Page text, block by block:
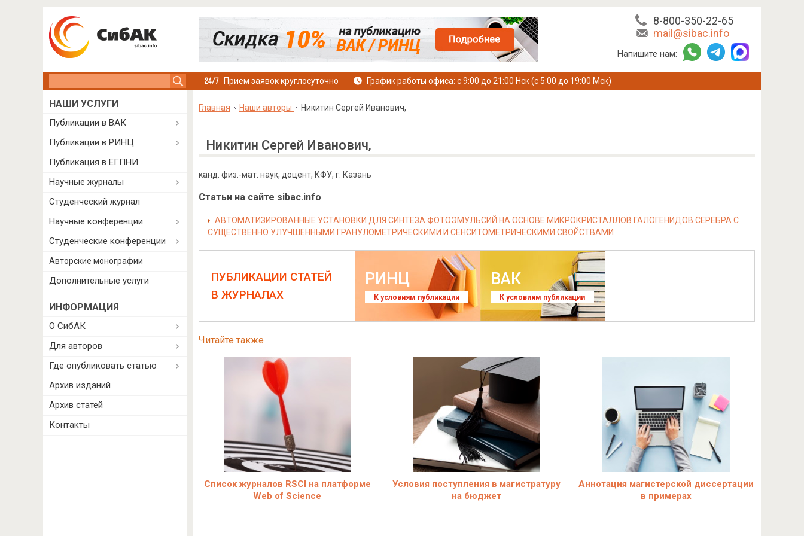
8-800-350-22-65
mail@sibac.info
Напишите нам:
Прием заявок круглосуточно График работы офиса: с 9:00 до 21:00 Нск (с 5:00 до 19:00 Мск)
Главная Наши авторы Никитин Сергей Иванович,
Никитин Сергей Иванович,
канд. физ.-мат. наук, доцент, КФУ, г. Казань
Статьи на сайте sibac.info
АВТОМАТИЗИРОВАННЫЕ УСТАНОВКИ ДЛЯ СИНТЕЗА ФОТОЭМУЛЬСИЙ НА ОСНОВЕ МИКРОКРИСТАЛЛОВ ГАЛОГЕНИДОВ СЕРЕБРА С
СУЩЕСТВЕННО УЛУЧШЕННЫМИ ГРАНУЛОМЕТРИЧЕСКИМИ И СЕНСИТОМЕТРИЧЕСКИМИ СВОЙСТВАМИ
ПУБЛИКАЦИИ СТАТЕЙ
В ЖУРНАЛАХ
РИНЦ
К условиям публикации
ВАК
К условиям публикации
Читайте также
Cписок журналов RSCI на платформе
Web of Science
Условия поступления в магистратуру
на бюджет
Аннотация магистерской диссертации
в примерах
НАШИ УСЛУГИ
Публикации в ВАК
Публикации в РИНЦ
Публикация в ЕГПНИ
Научные журналы
Студенческий журнал
Научные конференции
Студенческие конференции
Авторские монографии
Дополнительные услуги
ИНФОРМАЦИЯ
О СибАК
Для авторов
Где опубликовать статью
Архив изданий
Архив статей
Контакты